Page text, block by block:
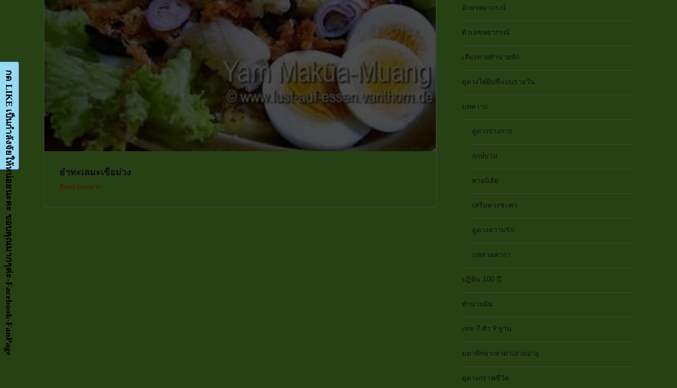
ยำทะเลมะเขือม่วง
Read more
อักษรพยากรณ์
ตัวเลขพยากรณ์
เสี่ยงทายทำนายทัก
ดูดวงไพ่ยิปซีแบบรายวัน
บทความ
ดูดวงร่างกาย
ฤกษ์ยาม
ทายนิสัย
เสริมดวงชะตา
ดูดวงความรัก
บทสวดคาถา
ปฏิทิน 100 ปี
ทำนายฝัน
เลข 7 ตัว 9 ฐาน
มหาทักษาเทวดาเสวยอายุ
ดูดวงกราฟชีวิต
กด LIKE เป็นกำลังจัยให้หน่อยนะคะ ขอบคุณมากๆค่ะ-Facebook-FanPage